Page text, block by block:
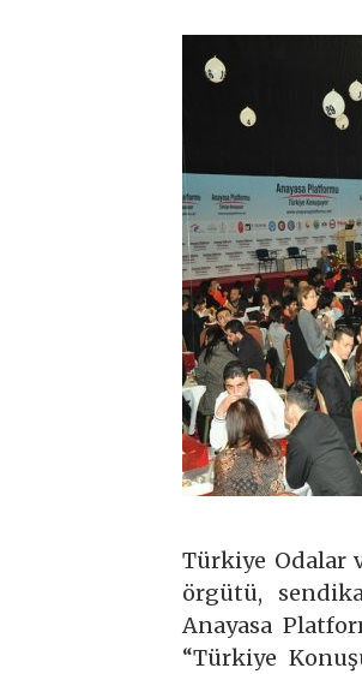
Türkiye Odalar
örgütü,
Anayasa
“Türkiye